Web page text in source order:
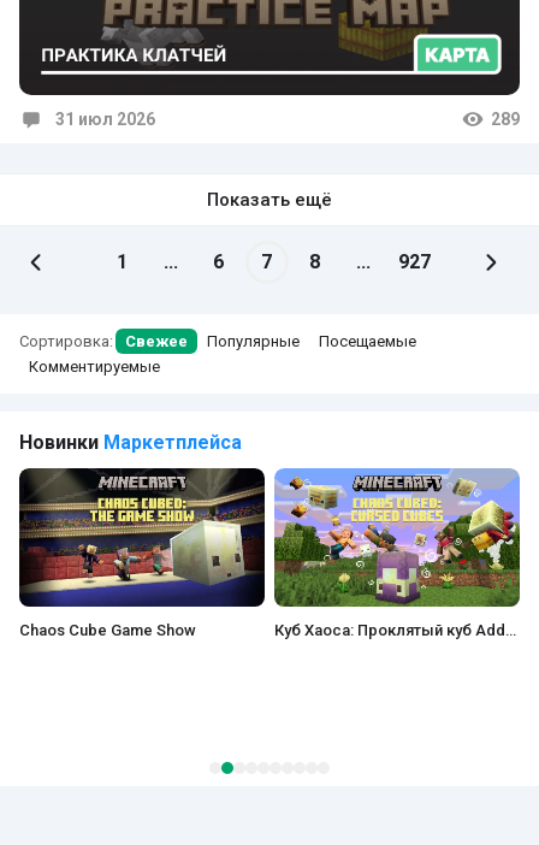
31 июл 2026 289
Показать ещё
1 ... 6 7 8 ... 927
Сортировка: Свежее Популярные
Посещаемые
Комментируемые
Новинки Маркетплейса
Куб Хаоса: Проклятый куб Add-On Эфир Моа Add-On